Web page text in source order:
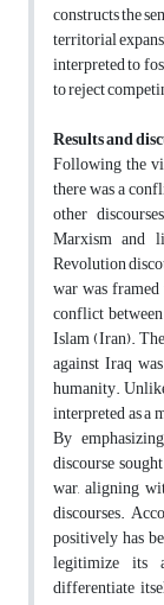
constructs the
territorial
interpreted to
to reject
Results and
Following the
there was a
other
Marxism and
Revolution
war was
conflict
Islam (Iran).
against Iraq
humanity.
interpreted as a
By
discourse
war, aligning
discourses.
positively has
legitimize its
differentiate